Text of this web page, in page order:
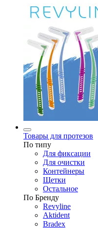
Товары для протезов
По типу
Для фиксации
Для очистки
Контейнеры
Щетки
Остальное
По Бренду
Revyline
Aktident
Bradex